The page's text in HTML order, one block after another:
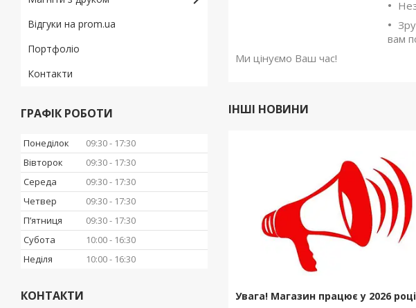
вам
Ми цінуємо Ваш час!
ІНШІ НОВИНИ
Увага! Магазин працює у 2026 році
Відгуки на prom.ua
Портфоліо
Контакти
ГРАФІК РОБОТИ
Понеділок 09:30
17:30
Вівторок
09:30
17:30
Середа
09:30
17:30
Четвер
09:30
17:30
Пʼятниця
09:30
17:30
Субота
10:00
16:30
Неділя
10:00 16:30
КОНТАКТИ